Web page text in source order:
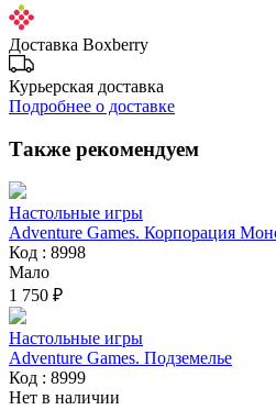
Доставка Boxberry
Курьерская доставка
Подробнее о доставке
Также рекомендуем
Настольные игры
Adventure Games. Корпорация
Код : 8998
Мало
1 750 ₽
Настольные игры
Adventure Games. Подземелье
Код : 8999
Нет в наличии